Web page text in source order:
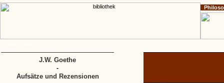
J.W. Goethe
-
Aufsätze und Rezensionen